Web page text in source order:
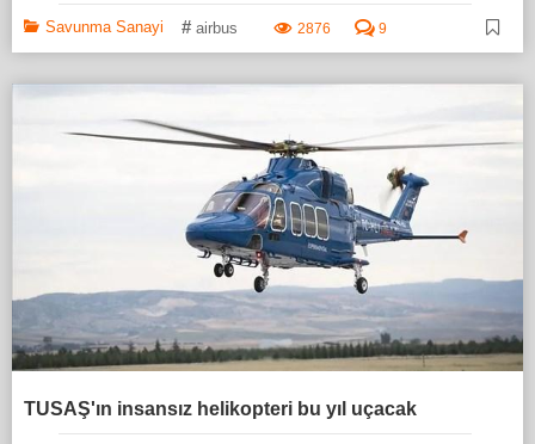
Savunma Sanayi # airbus 2876 9
TUSAŞ'ın insansız helikopteri bu yıl uçacak